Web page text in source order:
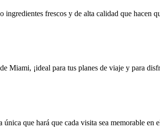
frescos y de alta calidad que hacen
Miami, ¡ideal para tus planes de viaje y para
que hará que cada visita sea memorable en